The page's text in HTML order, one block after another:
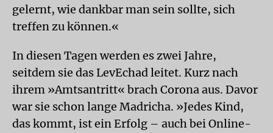
gelernt, wie dankbar man sein sollte, sich
treffen zu können.«
In diesen Tagen werden es zwei Jahre,
seitdem sie das LevEchad leitet. Kurz nach
ihrem »Amtsantritt« brach Corona aus. Davor
war sie schon lange Madricha. »Jedes Kind,
das kommt, ist ein Erfolg – auch bei Online-